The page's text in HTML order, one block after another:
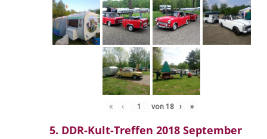
« ‹ von 18 › »
5. DDR-Kult-Treffen 2018 September